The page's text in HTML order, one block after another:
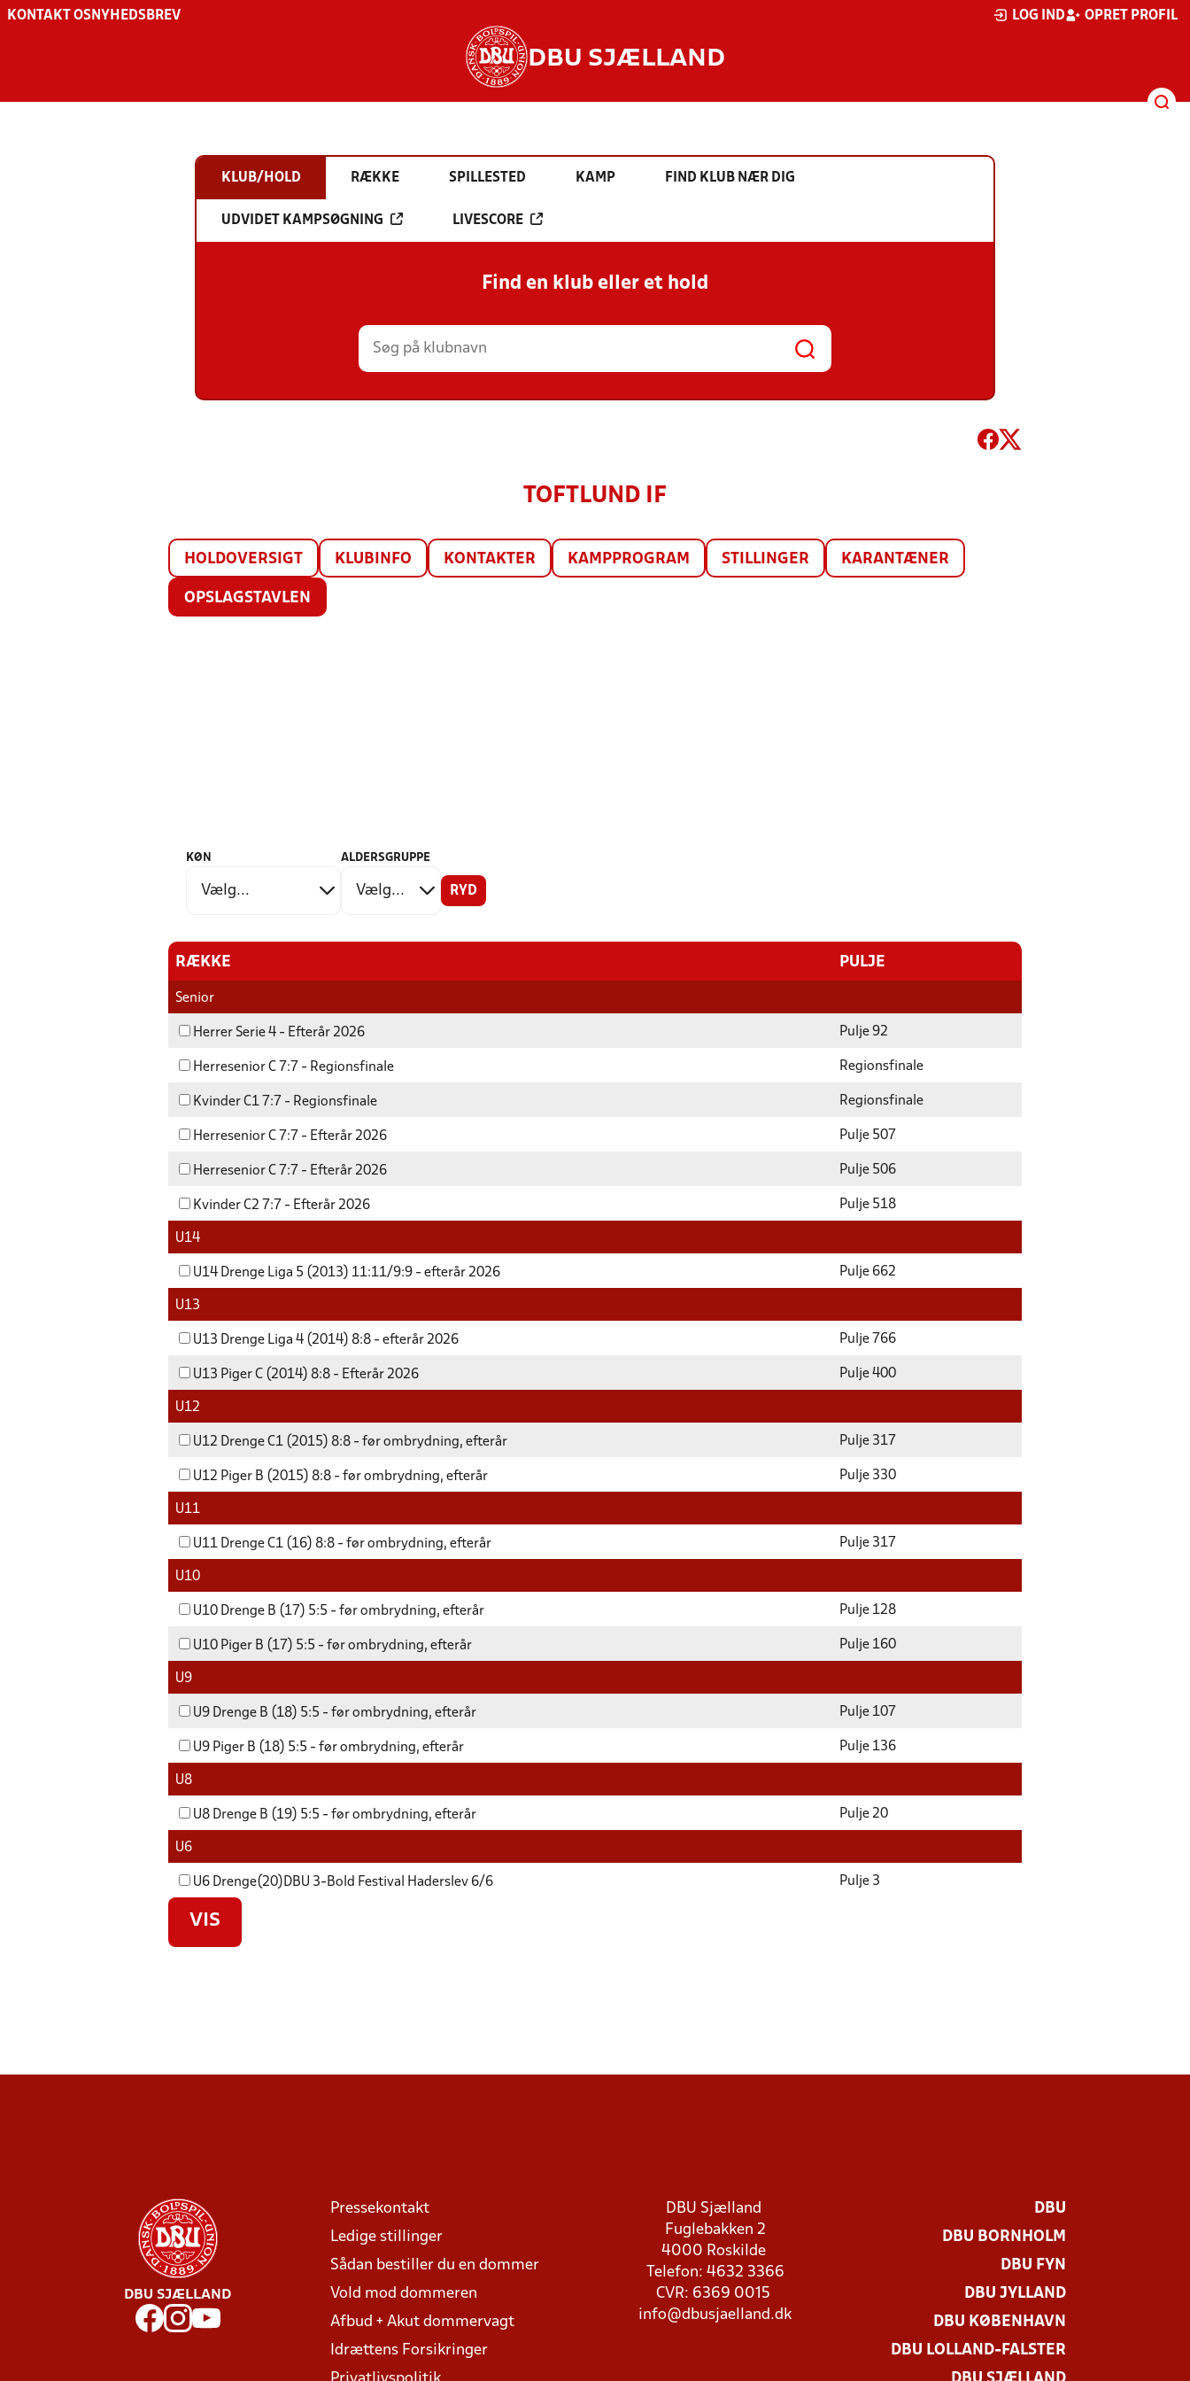
KONTAKT OS NYHEDSBREV LOG IND OPRET PROFIL
DBU SJÆLLAND
KLUB/HOLD RÆKKE SPILLESTED KAMP FIND KLUB NÆR DIG
UDVIDET KAMPSØGNING LIVESCORE
Find en klub eller et hold
TOFTLUND IF
HOLDOVERSIGT KLUBINFO KONTAKTER KAMPPROGRAM STILLINGER KARANTÆNER
OPSLAGSTAVLEN
KØN ALDERSGRUPPE
RYD
RÆKKE PULJE
Senior
Herrer Serie 4 - Efterår 2026 Pulje 92
Herresenior C 7:7 - Regionsfinale Regionsfinale
Kvinder C1 7:7 - Regionsfinale Regionsfinale
Herresenior C 7:7 - Efterår 2026 Pulje 507
Herresenior C 7:7 - Efterår 2026 Pulje 506
Kvinder C2 7:7 - Efterår 2026 Pulje 518
U14
U14 Drenge Liga 5 (2013) 11:11/9:9 - efterår 2026 Pulje 662
U13
U13 Drenge Liga 4 (2014) 8:8 - efterår 2026 Pulje 766
U13 Piger C (2014) 8:8 - Efterår 2026 Pulje 400
U12
U12 Drenge C1 (2015) 8:8 - før ombrydning, efterår Pulje 317
U12 Piger B (2015) 8:8 - før ombrydning, efterår Pulje 330
U11
U11 Drenge C1 (16) 8:8 - før ombrydning, efterår Pulje 317
U10
U10 Drenge B (17) 5:5 - før ombrydning, efterår Pulje 128
U10 Piger B (17) 5:5 - før ombrydning, efterår Pulje 160
U9
U9 Drenge B (18) 5:5 - før ombrydning, efterår Pulje 107
U9 Piger B (18) 5:5 - før ombrydning, efterår Pulje 136
U8
U8 Drenge B (19) 5:5 - før ombrydning, efterår Pulje 20
U6
U6 Drenge(20)DBU 3-Bold Festival Haderslev 6/6 Pulje 3
VIS
DBU SJÆLLAND
Pressekontakt
Ledige stillinger
Sådan bestiller du en dommer
Vold mod dommeren
Afbud + Akut dommervagt
Idrættens Forsikringer
DBU Sjælland
Fuglebakken 2
4000 Roskilde
Telefon: 4632 3366
CVR: 6369 0015
info@dbusjaelland.dk
DBU
DBU BORNHOLM
DBU FYN
DBU JYLLAND
DBU KØBENHAVN
DBU LOLLAND-FALSTER